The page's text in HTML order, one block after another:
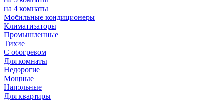
на 4 комнаты
Мобильные кондиционеры
Климатизаторы
Промышленные
Тихие
С обогревом
Для комнаты
Недорогие
Мощные
Напольные
Для квартиры